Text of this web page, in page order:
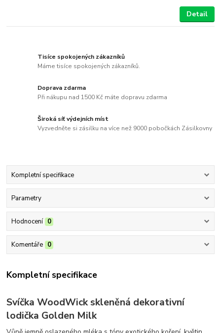
Detail
Tisíce spokojených zákazníků
Máme tisíce spokojených zákazníků.
Doprava zdarma
Při nákupu nad 1500 Kč máte dopravu zdarma
Široká síť výdejních míst
Vyzvedněte si zásilku na více než 9000 pobočkách Zásilkovny
Kompletní specifikace
Parametry
Hodnocení 0
Komentáře 0
Kompletní specifikace
Svíčka WoodWick skleněná dekorativní
lodička Golden Milk